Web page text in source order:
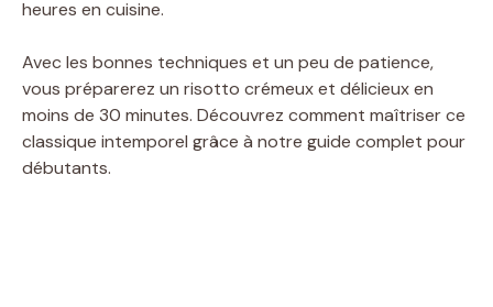
heures en cuisine.
Avec les bonnes techniques et un peu de patience,
vous préparerez un risotto crémeux et délicieux en
moins de 30 minutes. Découvrez comment maîtriser ce
classique intemporel grâce à notre guide complet pour
débutants.